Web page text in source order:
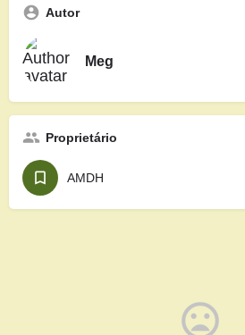
Autor
Meg
Proprietário
AMDH